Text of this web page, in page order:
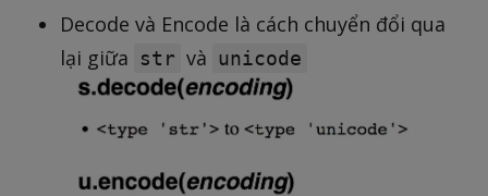
Decode và Encode là cách chuyển đổi qua
lại giữa
str và unicode